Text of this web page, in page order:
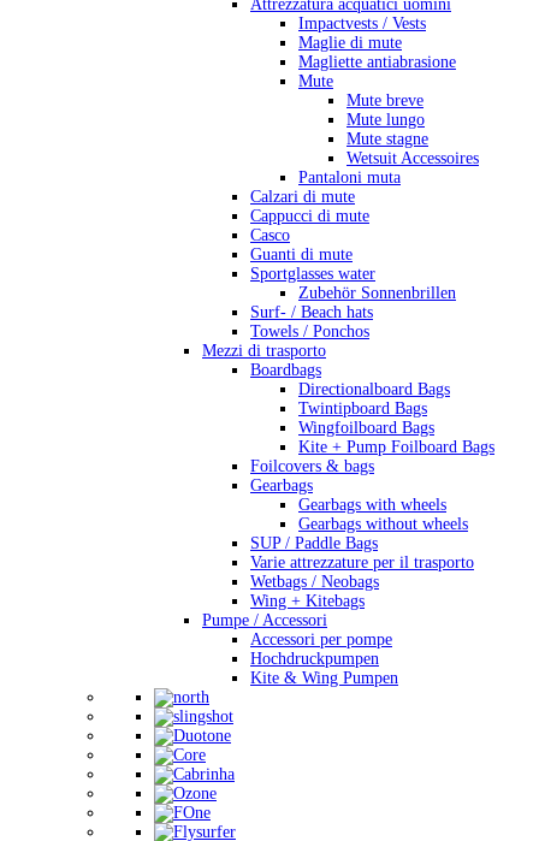
Attrezzatura acquatici uomini
Impactvests / Vests
Maglie di mute
Magliette antiabrasione
Mute
Mute breve
Mute lungo
Mute stagne
Wetsuit Accessoires
Pantaloni muta
Calzari di mute
Cappucci di mute
Casco
Guanti di mute
Sportglasses water
Zubehör Sonnenbrillen
Surf- / Beach hats
Towels / Ponchos
Mezzi di trasporto
Boardbags
Directionalboard Bags
Twintipboard Bags
Wingfoilboard Bags
Kite + Pump Foilboard Bags
Foilcovers & bags
Gearbags
Gearbags with wheels
Gearbags without wheels
SUP / Paddle Bags
Varie attrezzature per il trasporto
Wetbags / Neobags
Wing + Kitebags
Pumpe / Accessori
Accessori per pompe
Hochdruckpumpen
Kite & Wing Pumpen